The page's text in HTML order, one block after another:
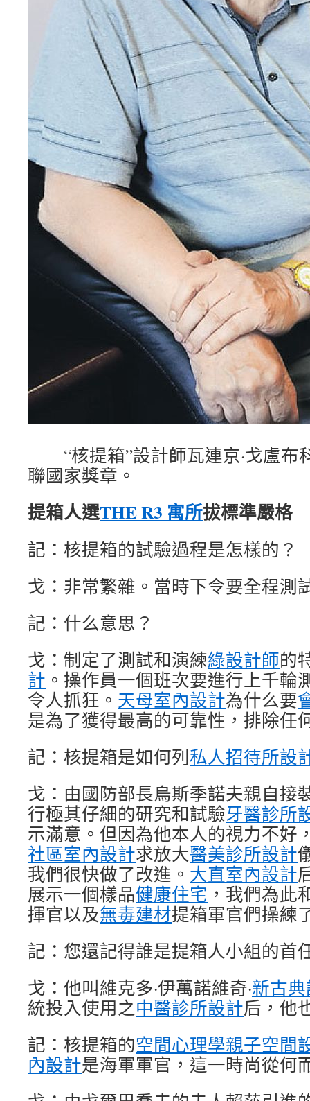
“核提箱”設計師瓦連京·戈盧布
聯國家獎章。
提箱人選THE R3 寓所拔標準嚴格
記：核提箱的試驗過程是怎樣的？
戈：非常繁雜。當時下令要全程測
記：什么意思？
戈：制定了測試和演練綠設計師的
計 。操作員一個班次要進行上千輪
令人抓狂。 天母室內設計為什么要
是為了獲得最高的可靠性，排除任
記：核提箱是如何列私人招待所設
戈：由國防部長烏斯季諾夫親自接
行極其仔細的研究和試驗牙醫診所
示滿意。但因為他本人的視力不好
社區室內設計求放大醫美診所設計
我們很快做了改進。 大直室內設計
展示一個樣品健康住宅 ，我們為此
揮官以及無毒建材提箱軍官們操
記：您還記得誰是提箱人小組的首
戈：他叫維克多·伊萬諾維奇·新古
統投入使用之中醫診所設計后，他
記：核提箱的空間心理學親子空間
內設計是海軍軍官，這一時尚從何